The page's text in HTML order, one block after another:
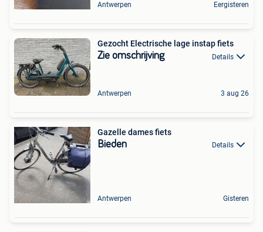
Antwerpen Eergisteren
Gezocht Electrische lage instap fiets
Zie omschrijving Details
Antwerpen 3 aug 26
Gazelle dames fiets
Bieden Details
Antwerpen Gisteren